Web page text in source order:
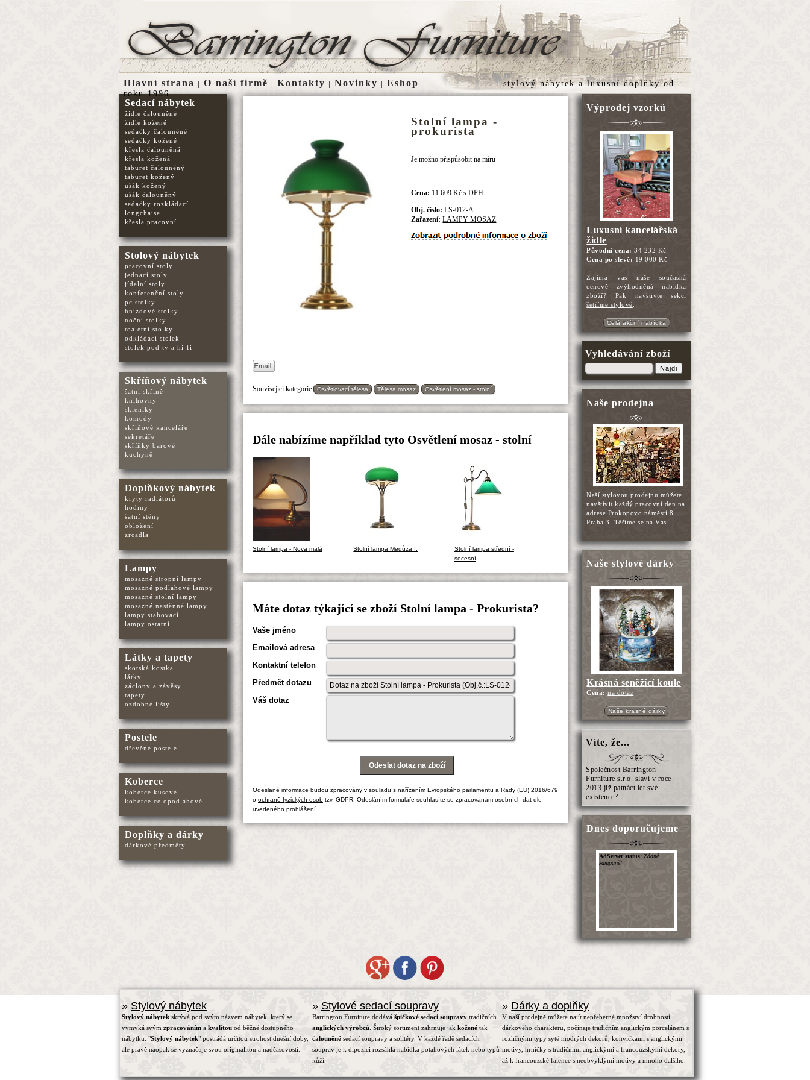
Stolní lampa -
prokurista
Je možno přispůsobit na míru
Cena: 11 609 Kč s DPH
Obj. číslo:LS-012-A
Zařazení:LAMPY MOSAZ
Související kategorie Osvětlovací tělesa Tělesa mosaz Osvětlení mosaz - stolní
Dále nabízíme například tyto Osvětlení mosaz - stolní
Stolní lampa - Nova malá Stolní lampa Medůza I.
Stolní lampa střední -
secesní
Máte dotaz týkající se zboží Stolní lampa - Prokurista?
Vaše jméno
Emailová adresa
Kontaktní telefon
Předmět dotazu
Váš dotaz
Odeslané informace budou zpracovány v souladu s nařízením Evropského parlamentu a Rady (EU) 2016/679
o ochraně fyzických osobtzv. GDPR. Odesláním formuláře souhlasíte se zpracovánám osobních dat dle
uvedeného prohlášení.
Výprodej vzorků
Luxusní kancelářská
židle
Původní cena:34 232 Kč
Cena po slevě: 19 000 Kč
Zajímá vás naše současná
cenově zvýhodněná nabídka
zboží? Pak navštivte sekci
šetříme stylově
Celá akční nabídka
Vyhledávání zboží
Najdi
Naše prodejna
Naší stylovou prodejnu můžete
navštívit každý pracovní den na
adrese Prokopovo náměstí 8
Praha 3. Těšíme se na Vás... ..
Naše stylové dárky
Krásná seněžící koule
Cena:na dotaz
Naše krásné dárky
Víte, že...
Společnost Barrington
Furniture s.r.o. slaví v roce
2013 již patnáct let své
existence?
Dnes doporučujeme
Sedací nábytek
židle čalouněné
židle kožené
sedačky čalouněné
sedačky kožené
křesla čalouněná
křesla kožená
taburet čalouněný
taburet kožený
ušák kožený
ušák čalouněný
sedačky rozkládací
longchaise
křesla pracovní
Stolový nábytek
pracovní stoly
jednací stoly
jídelní stoly
konferenční stoly
pc stolky
hnízdové stolky
noční stolky
toaletní stolky
odkládací stolek
stolek pod tv a hi-fi
Skříňový nábytek
šatní skříně
knihovny
skleníky
komody
skříňové kanceláře
sekretáře
skříňky barové
kuchyně
Doplňkový nábytek
kryty radiátorů
hodiny
šatní stěny
obložení
zrcadla
Lampy
mosazné stropní lampy
mosazné podlahové lampy
mosazné stolní lampy
mosazné nastěnné lampy
lampy stahovací
lampy ostatní
Látky a tapety
skotská kostka
látky
záclony a závěsy
tapety
ozdobné lišty
Postele
dřevěné postele
Koberce
koberce kusové
koberce celopodlahové
Doplňky a dárky
dárkové předměty
Hlavní strana | O naší firmě | Kontakty | Novinky | Eshop stylový nábytekaluxusní doplňkyod
roku 1996
» Stylový nábytek
Stylový nábytek skrývá pod svým názvem nábytek, který se
vymyká svým zpracováním a kvalitou od běžně dostupného
nábytku. "Stylový nábytek" postrádá určitou strohost dnešní doby,
ale právě naopak se vyznačuje svou originalitou a nadčasovostí.
» Stylové sedací soupravy
Barrington Furniture dodává špičkové sedací soupravytradičních
anglických výrobců. Široký sortiment zahrnuje jak koženétak
čalouněnésedací soupravy a solitéry. V každé řadě sedacích
souprav je k dipozici rozsáhlá nabídka potahových látek nebo typů
kůží.
» Dárky a doplňky
V naší prodejně můžete najít nepřeberné množství drobností
dárkového charakteru, počínaje tradičním anglickým porcelánem s
rozličnými typy sytě modrých dekorů, konvičkami s anglickými
motivy, hrníčky s tradičními anglickými a francouzskými dekory,
až k francouzské faience s neobvyklými motivy a mnoho dalšího.